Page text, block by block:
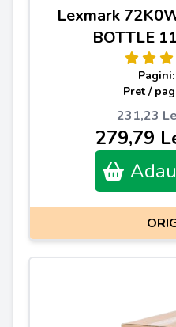
Lexmark
BOTTLE
Pagini:
Pret /
231,23
279,79